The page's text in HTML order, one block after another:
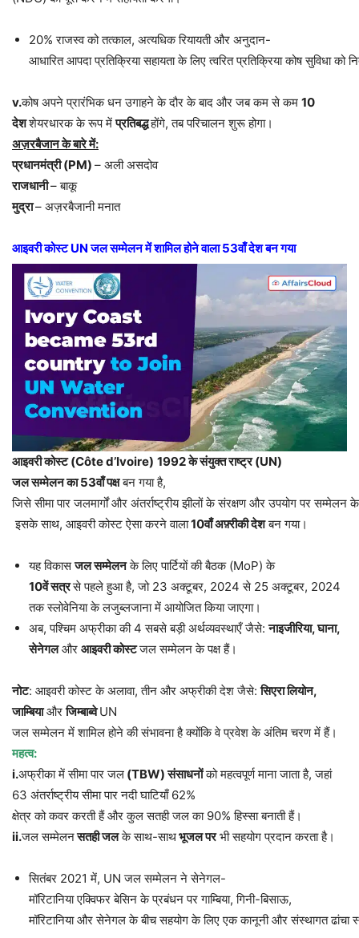
20% राजस्व को तत्काल, अत्यधिक रियायती और अनुदान-
आधारित आपदा प्रतिक्रिया सहायता के लिए त्वरित प्रतिक्रिया कोष सुविधा को
v.कोष अपने प्रारंभिक धन उगाहने के दौर के बाद और जब कम से कम 10
देशशेयरधारक के रूप मेंप्रतिबद्धहोंगे, तब परिचालन शुरू होगा।
अज़रबैजानकेबारेमें:
प्रधानमंत्री(PM) – अली असदोव
राजधानी– बाकू
मुद्रा– अज़रबैजानी मनात
आइवरीकोस्टUNजलसम्मेलनमेंशामिलहोनेवाला53वाँदेशबनगया
आइवरीकोस्ट(Côte d’Ivoire) 1992केसंयुक्तराष्ट्र(UN)
जलसम्मेलनका53वाँपक्षबन गया है,
जिसे सीमा पार जलमार्गों और अंतर्राष्ट्रीय झीलों के संरक्षण और उपयोग पर सम्मेलन
इसके साथ, आइवरी कोस्ट ऐसा करने वाला10वाँअफ़्रीकीदेशबन गया।
यह विकासजलसम्मेलनके लिए पार्टियों की बैठक (MoP) के
10वेंसत्रसे पहले हुआ है, जो 23 अक्टूबर, 2024 से 25 अक्टूबर, 2024
तक स्लोवेनिया के लजुब्लजाना में आयोजित किया जाएगा।
अब, पश्चिम अफ्रीका की 4 सबसे बड़ी अर्थव्यवस्थाएँ जैसे:नाइजीरिया,घाना,
सेनेगलऔर आइवरीकोस्टजल सम्मेलन के पक्ष हैं।
नोट: आइवरी कोस्ट के अलावा, तीन और अफ्रीकी देश जैसे:सिएरालियोन,
जाम्बियाऔरजिम्बाब्वे UN
जल सम्मेलन में शामिल होने की संभावना है क्योंकि वे प्रवेश के अंतिम चरण में हैं।
महत्व:
i.अफ्रीका में सीमा पार जल (TBW)संसाधनोंको महत्वपूर्ण माना जाता है, जहां
63 अंतर्राष्ट्रीय सीमा पार नदी घाटियाँ 62%
क्षेत्र को कवर करती हैं और कुल सतही जल का 90% हिस्सा बनाती हैं।
ii.जल सम्मेलनसतहीजलके साथ-साथभूजलपरभी सहयोग प्रदान करता है।
सितंबर 2021 में, UN जल सम्मेलन ने सेनेगल-
मॉरिटानिया एक्विफर बेसिन के प्रबंधन पर गाम्बिया, गिनी-बिसाऊ,
मॉरिटानिया और सेनेगल के बीच सहयोग के लिए एक कानूनी और संस्थागत ढांचा